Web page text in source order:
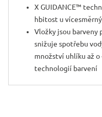
X GUIDANCE™
hbitost u
Vložky jsou barveny
snižuje spotřebu
množství uhlíku až o
technologií barvení